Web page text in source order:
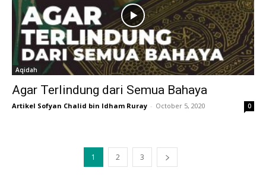
Aqidah
Agar Terlindung dari Semua Bahaya
Artikel Sofyan Chalid bin Idham Ruray - October 5, 2020 0
1 2 3